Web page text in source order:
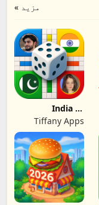
مزید »
India vs
Pakistan Ludo
Online
Tiffany Apps